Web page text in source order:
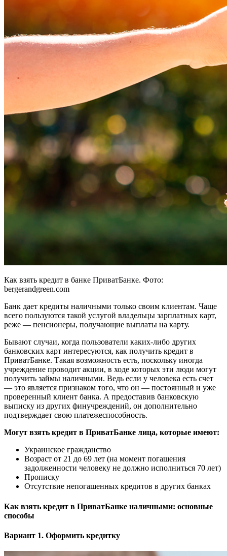
Как взять кредит в банке ПриватБанке. Фото:
bergerandgreen.com
Банк дает кредиты наличными только своим клиентам. Чаще
всего пользуются такой услугой владельцы зарплатных карт,
реже — пенсионеры, получающие выплаты на карту.
Бывают случаи, когда пользователи каких-либо других
банковских карт интересуются, как получить кредит в
ПриватБанке. Такая возможность есть, поскольку иногда
учреждение проводит акции, в ходе которых эти люди могут
получить займы наличными. Ведь если у человека есть счет
— это является признаком того, что он — постоянный и уже
проверенный клиент банка. А предоставив банковскую
выписку из других финучреждений, он дополнительно
подтверждает свою платежеспособность.
Могут взять кредит в ПриватБанке лица, которые имеют:
Украинское гражданство
Возраст от 21 до 69 лет (на момент погашения
задолженности человеку не должно исполниться 70 лет)
Прописку
Отсутствие непогашенных кредитов в других банках
Как взять кредит в ПриватБанке наличными: основные
способы
Вариант 1. Оформить кредитку